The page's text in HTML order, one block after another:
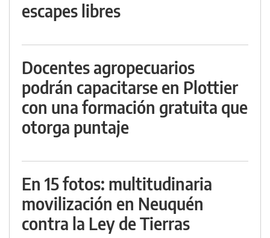
escapes libres
Docentes agropecuarios
podrán capacitarse en Plottier
con una formación gratuita que
otorga puntaje
En 15 fotos: multitudinaria
movilización en Neuquén
contra la Ley de Tierras